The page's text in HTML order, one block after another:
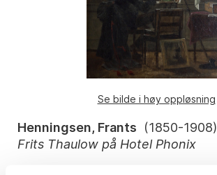
Se bilde i høy oppløsning
Henningsen, Frants (1850-1908)
Frits Thaulow på Hotel Phonix